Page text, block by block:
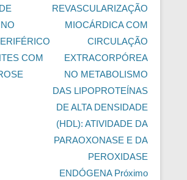
COM
REVASCULARIZAÇÃO
MIOCÁRDICA COM
CIRCULAÇÃO
EXTRACORPÓREA
NO METABOLISMO
DAS LIPOPROTEÍNAS
DE ALTA DENSIDADE
(HDL): ATIVIDADE DA
PARAOXONASE E DA
PEROXIDASE
ENDÓGENA Próximo